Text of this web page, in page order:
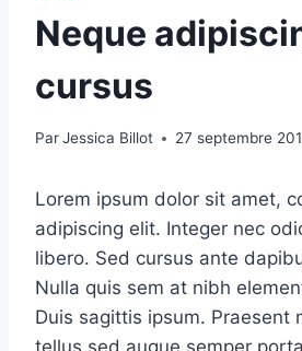
Neque
cursus
ParJessica Billot 27 septembre
Lorem ipsum dolor sit amet,
adipiscing elit. Integer nec
libero. Sed cursus ante
Nulla quis sem at nibh
Duis sagittis ipsum. Praesent